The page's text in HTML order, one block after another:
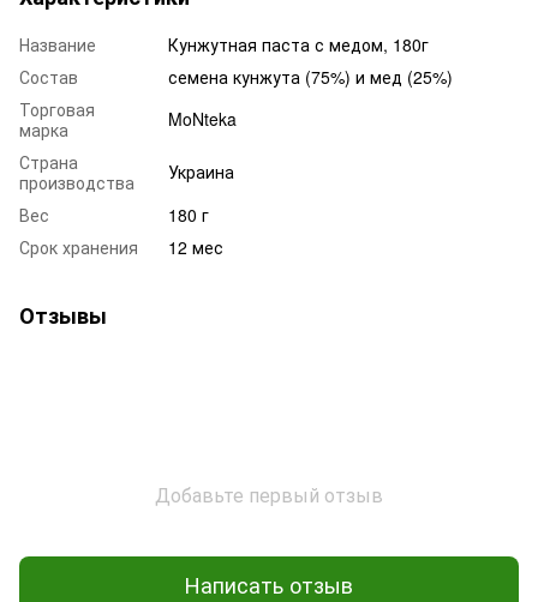
Название
Кунжутная паста с медом, 180г
Состав
семена кунжута (75%) и мед (25%)
Торговая
марка
MoNteka
Страна
производства
Украина
Вес
180 г
Срок хранения
12 мес
Отзывы
Добавьте первый отзыв
Написать отзыв